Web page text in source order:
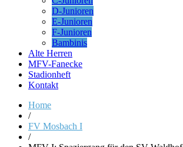
D-Junioren
E-Junioren
F-Junioren
Bambinis
Alte Herren
MFV-Fanecke
Stadionheft
Kontakt
Home
/
FV Mosbach I
/